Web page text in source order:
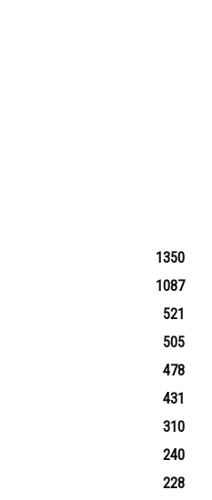
1350
1087
521
505
478
431
310
240
228